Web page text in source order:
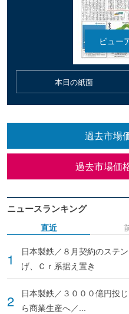
本日の紙面
過去市場
過去市場価
ニュースランキング
直近
日本製鉄／８月契約のステ
げ、Ｃｒ系据え置き
日本製鉄／３０００億円投
ら商業生産へ／...